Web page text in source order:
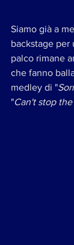
Siamo già a
backstage per
palco rimane
che fanno
medley di "
"Can't stop